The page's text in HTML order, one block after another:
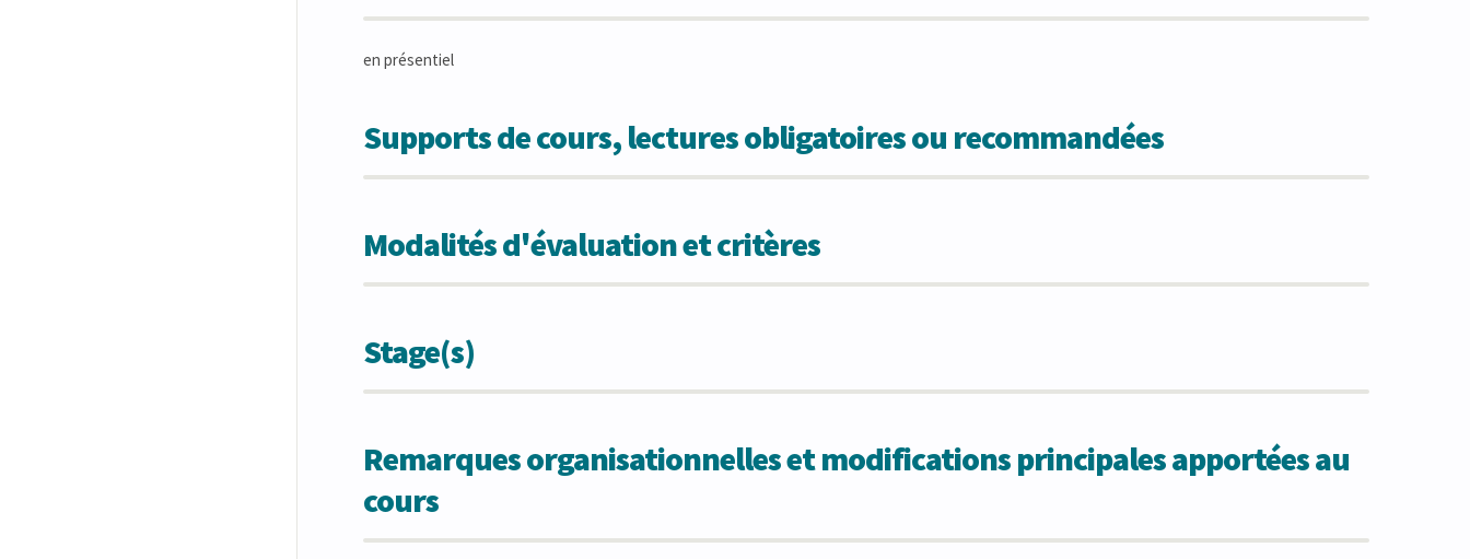
en présentiel
Supports de cours, lectures obligatoires ou recommandées
Modalités d'évaluation et critères
Stage(s)
Remarques organisationnelles et modifications principales apportées au
cours